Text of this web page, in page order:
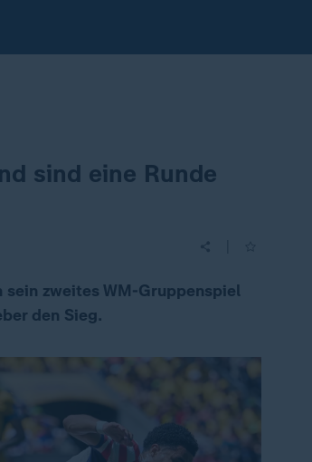
sind eine Runde
zweites WM-Gruppenspiel
den Sieg.